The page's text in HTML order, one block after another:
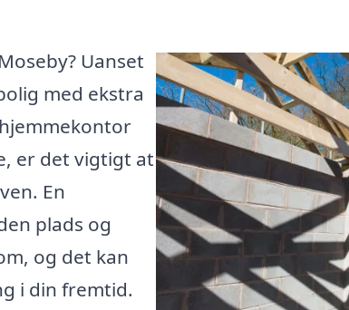
Uanset
med ekstra
er det vigtigt at
En
plads og
og det kan
i din fremtid.